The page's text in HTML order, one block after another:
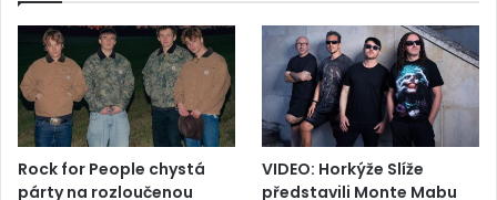
Rock for People chystá
párty na rozloučenou
VIDEO: Horkýže Slíže
představili Monte Mabu